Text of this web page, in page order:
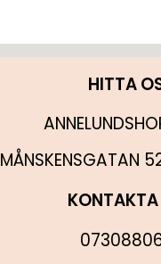
HITTA
MÅNSKENSGATAN